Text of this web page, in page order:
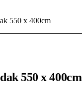
550 x 400cm
550 x 400cm